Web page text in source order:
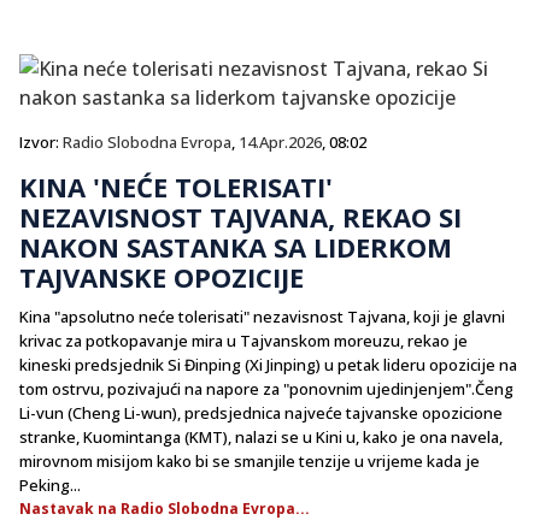
Izvor: Radio Slobodna Evropa, 14.Apr.2026, 08:02
KINA 'NEĆE TOLERISATI'
NEZAVISNOST TAJVANA, REKAO SI
NAKON SASTANKA SA LIDERKOM
TAJVANSKE OPOZICIJE
Kina "apsolutno neće tolerisati" nezavisnost Tajvana, koji je glavni
krivac za potkopavanje mira u Tajvanskom moreuzu, rekao je
kineski predsjednik Si Đinping (Xi Jinping) u petak lideru opozicije na
tom ostrvu, pozivajući na napore za "ponovnim ujedinjenjem".Čeng
Li-vun (Cheng Li-wun), predsjednica najveće tajvanske opozicione
stranke, Kuomintanga (KMT), nalazi se u Kini u, kako je ona navela,
mirovnom misijom kako bi se smanjile tenzije u vrijeme kada je
Peking...
Nastavak na Radio Slobodna Evropa...